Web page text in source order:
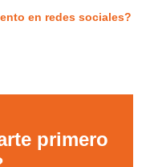
en redes sociales?
primero